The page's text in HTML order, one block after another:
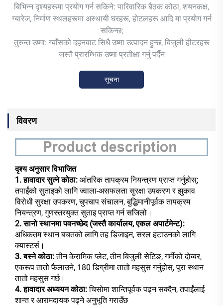
बिभिन्न दृश्यहरूमा प्रयोग गर्न सकिने: पारिवारिक बैठक कोठा, शयनकक्ष,
ग्यारेज, निर्माण स्थलहरूमा अस्थायी घरहरू, होटलहरू आदि मा प्रयोग गर्न
सकिन्छ;
तुरुन्त उष्मा: ग्याँसको दहनबाट सिधै उष्मा उत्पादन हुन्छ, बिजुली हीटरहरू
जस्तै प्रारम्भिक उष्मा प्रतीक्षा गर्नु पर्दैन
सूचना
विवरण
दृश्य अनुसार विभाजित
1. हावादार सुत्ने कोठा: आंतरिक तापक्रम नियन्त्रण प्राप्त गर्नुहोस्;
तपाईंको सुताइको लागि ज्वाला-असफलता सुरक्षा उपकरण र झुकाव
विरोधी सुरक्षा उपकरण, चुपचाप संचालन, बुद्धिमानीपूर्वक तापक्रम
नियन्त्रण, गुणस्तरयुक्त सुताइ प्राप्त गर्न सजिलो।
2. सानो स्थानमा पवनच्छेद (जस्तै कार्यालय, एकल अपार्टमेन्ट):
अधिकतम स्थान बचतको लागि तह डिजाइन, सरल हटाउनको लागि
क्यास्टर्स।
3. बस्ने कोठा:तीन केरामिक प्लेट, तीन बिजुली सेटिङ, गर्मीको दोब्बर,
एकरूप तातो फैलाउने, 180 डिग्रीमा तातो महसुस गर्नुहोस्, पूरा स्थान
तातो महसुस गर्छ।
4. हावादार अध्ययन कोठा:चिसोमा शान्तिपूर्वक पढ्न सक्दैन, तपाईंलाई
शान्त र आरामदायक पढ्ने अनुभूति गराउँछ